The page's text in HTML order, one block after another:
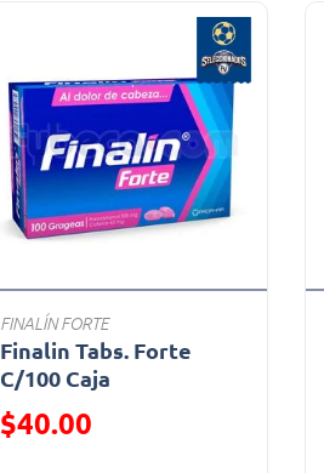
FINALÍN FORTE
Finalin Tabs. Forte
C/100 Caja
Precio reducido de
$40.00